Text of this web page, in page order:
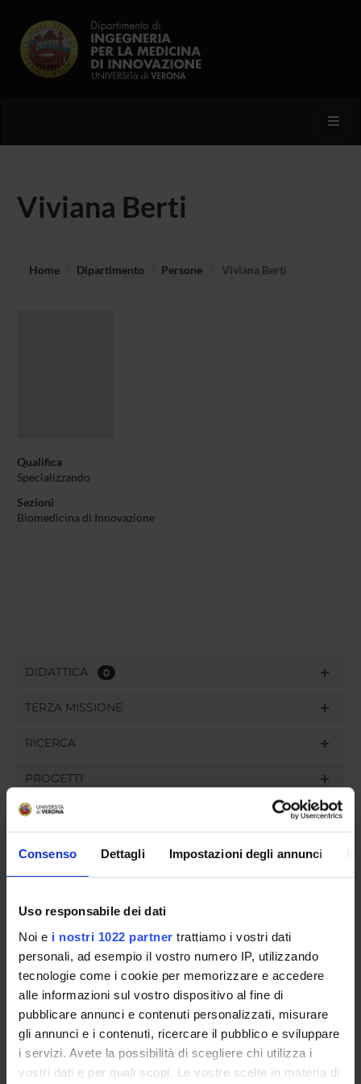
Consenso Dettagli Impostazioni degli annunci
Uso responsabile dei dati
Noi e i nostri 1022 partner trattiamo i vostri dati
personali, ad esempio il vostro numero IP, utilizzando
tecnologie come i cookie per memorizzare e accedere
alle informazioni sul vostro dispositivo al fine di
pubblicare annunci e contenuti personalizzati, misurare
gli annunci e i contenuti, ricercare il pubblico e sviluppare
i servizi. Avete la possibilità di scegliere chi utilizza i
vostri dati e per quali scopi. Le vostre scelte in materia di
Viviana Berti
Home Dipartimento Persone Viviana Berti
Qualifica
Specializzando
Sezioni
Biomedicina di Innovazione
DIDATTICA 0
TERZA MISSIONE
RICERCA
PROGETTI
INCARICHI
COMMISSIONI
GOVERNANCE
UFFICI E STRUTTURE DI SERVIZIO
SERVIZI DI SEGRETERIA STUDENTI